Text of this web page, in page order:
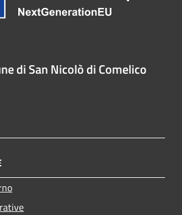
di San Nicolò di Comelico